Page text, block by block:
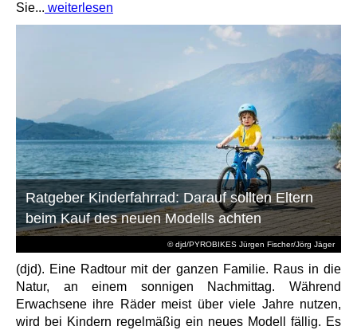
Sie... weiterlesen
© djd/PYROBIKES Jürgen Fischer/Jörg Jäger
Ratgeber Kinderfahrrad: Darauf sollten Eltern
beim Kauf des neuen Modells achten
(djd). Eine Radtour mit der ganzen Familie. Raus in die
Natur, an einem sonnigen Nachmittag. Während
Erwachsene ihre Räder meist über viele Jahre nutzen,
wird bei Kindern regelmäßig ein neues Modell fällig. Es